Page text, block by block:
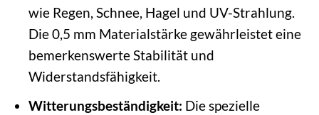
wie Regen, Schnee, Hagel und UV-Strahlung.
Die 0,5 mm Materialstärke gewährleistet eine
bemerkenswerte Stabilität und
Widerstandsfähigkeit.
Witterungsbeständigkeit: Die spezielle